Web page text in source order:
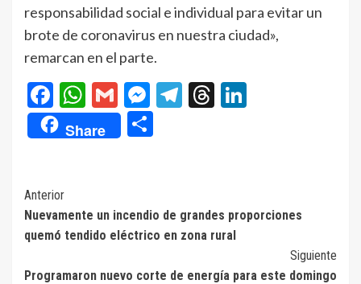
responsabilidad social e individual para evitar un
brote de coronavirus en nuestra ciudad»,
remarcan en el parte.
Facebook
WhatsApp
GmailMessenger
Telegram
Threads
Share
Navegación
de
entradas
Anterior
Nuevamente un incendio de grandes proporciones
quemó tendido eléctrico en zona rural
Siguiente
Programaron nuevo corte de energía para este domingo